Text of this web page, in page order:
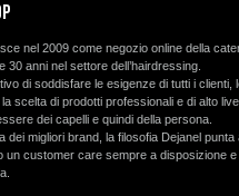
nel 2009 come negozio online della
30 anni nel settore dell’hairdressing.
di soddisfare le esigenze di tutti i clienti,
scelta di prodotti professionali e di alto
dei capelli e quindi della persona.
dei migliori brand, la filosofia Dejanel
un customer care sempre a disposizione